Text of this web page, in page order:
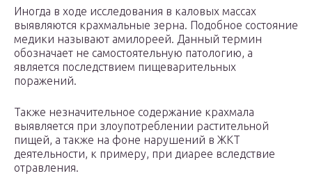
Иногда в ходе исследования в каловых массах
выявляются крахмальные зерна. Подобное состояние
медики называют амилореей. Данный термин
обозначает не самостоятельную патологию, а
является последствием пищеварительных
поражений.
Также незначительное содержание крахмала
выявляется при злоупотреблении растительной
пищей, а также на фоне нарушений в ЖКТ
деятельности, к примеру, при диарее вследствие
отравления.